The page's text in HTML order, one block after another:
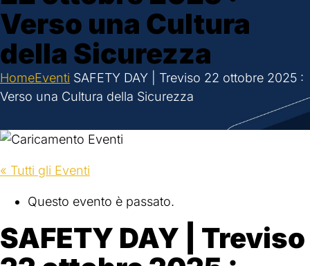
Verso una Cultura
della Sicurezza
HomeEventi SAFETY DAY | Treviso 22 ottobre 2025 :
Verso una Cultura della Sicurezza
« Tutti gli Eventi
Questo evento è passato.
SAFETY DAY | Treviso